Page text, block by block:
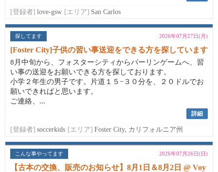
[登録者] love-gsw [エリア] San Carlos
探してます 2026年07月27日(月)
[Foster City]子供の習い事送迎をできる方を探しています
8月中旬から、フォスターシティからバーリンゲームへ、習
い事の送迎をお願いできる方を探しております。
小学２年生の男子です。片道１５−３０分を、２０ドルでお
願いできればと思います。
ご連絡、...
詳細
[登録者] soccerkids [エリア] Foster City, カリフォルニア州
こんな事やってます 2026年07月26日(日)
【古本の交換、販売のお知らせ】8月1日＆8月2日 @ Voy